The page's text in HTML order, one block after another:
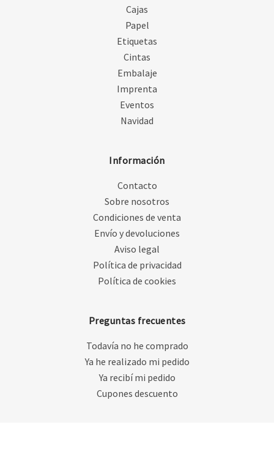
Cajas
Papel
Etiquetas
Cintas
Embalaje
Imprenta
Eventos
Navidad
Información
Contacto
Sobre nosotros
Condiciones de venta
Envío y devoluciones
Aviso legal
Política de privacidad
Política de cookies
Preguntas frecuentes
Todavía no he comprado
Ya he realizado mi pedido
Ya recibí mi pedido
Cupones descuento